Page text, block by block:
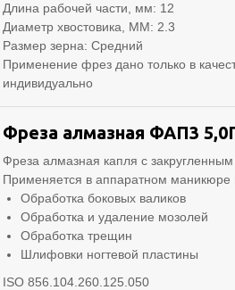
Длина рабочей части, мм: 12
Диаметр хвостовика, ММ: 2.3
Размер зерна: Средний
Применение фрез дано только в
индивидуально
Фреза алмазная ФАП3
Фреза алмазная капля с
Применяется в аппаратном маникюре
Обработка боковых валиков
Обработка и удаление мозолей
Обработка трещин
Шлифовки ногтевой пластины
ISO 856.104.260.125.050